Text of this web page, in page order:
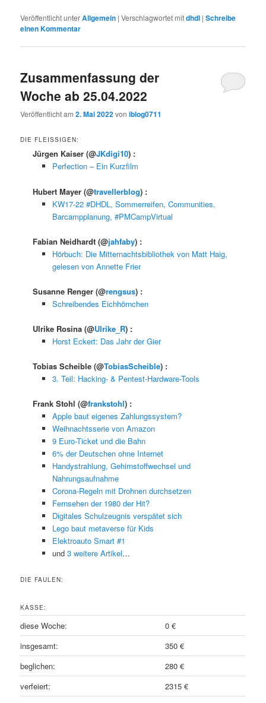
Veröffentlicht unterAllgemein |Verschlagwortet mitdhdl |Schreibe
einen Kommentar
Zusammenfassung der
Woche ab 25.04.2022
Veröffentlicht am2. Mai 2022voniblog0711
DIE FLEISSIGEN:
Jürgen Kaiser(@JKdigi10) :
Perfection – Ein Kurzfilm
Hubert Mayer(@travellerblog) :
KW17-22 #DHDL, Sommerreifen, Communities,
Barcampplanung, #PMCampVirtual
Fabian Neidhardt(@jahfaby) :
Hörbuch: Die Mitternachtsbibliothek von Matt Haig,
gelesen von Annette Frier
Susanne Renger(@rengsus) :
Schreibendes Eichhörnchen
Ulrike Rosina(@Ulrike_R) :
Horst Eckert: Das Jahr der Gier
Tobias Scheible(@TobiasScheible) :
3. Teil: Hacking- & Pentest-Hardware-Tools
Frank Stohl(@frankstohl) :
Apple baut eigenes Zahlungssystem?
Weihnachtsserie von Amazon
9 Euro-Ticket und die Bahn
6% der Deutschen ohne Internet
Handystrahlung, Gehirnstoffwechsel und
Nahrungsaufnahme
Corona-Regeln mit Drohnen durchsetzen
Fernsehen der 1980 der Hit?
Digitales Schulzeugnis verspätet sich
Lego baut metaverse für Kids
Elektroauto Smart #1
und 3 weitere Artikel…
DIE FAULEN:
KASSE:
diese Woche:
0 €
insgesamt:
350 €
beglichen:
280 €
verfeiert:
2315 €